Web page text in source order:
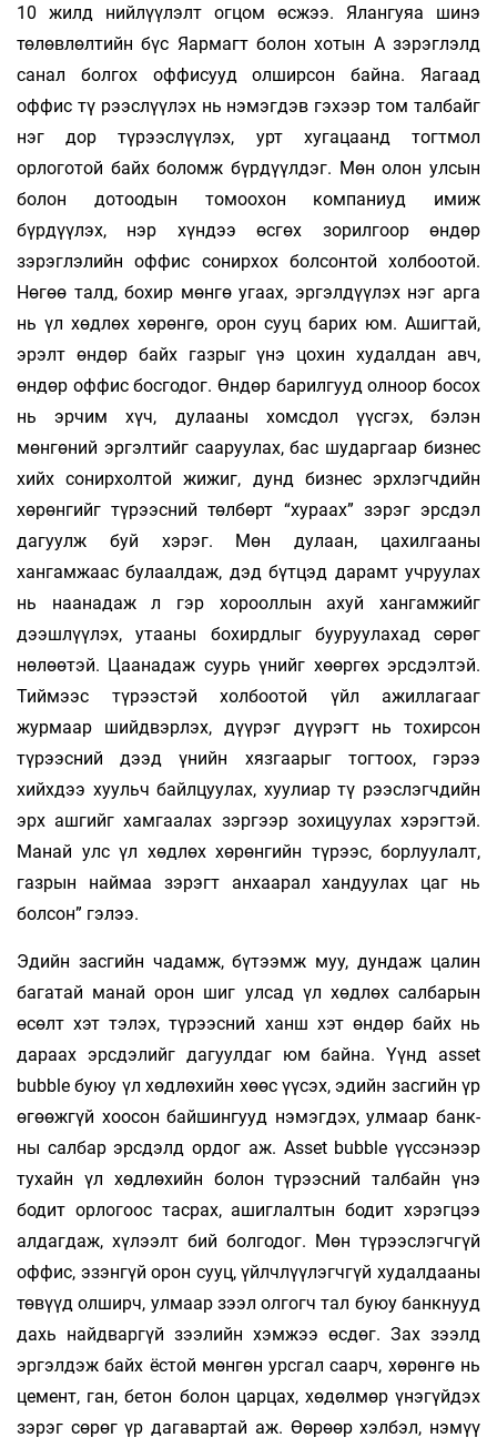
10 жилд нийлүүлэлт огцом өсжээ. Ялангуяа шинэ
төлөвлөлтийн бүс Яармагт болон хотын А зэрэглэлд
санал болгох оф­фисууд олширсон байна. Яагаад
оффис тү­ рээс­лүүлэх нь нэмэгдэв гэхээр том талбайг
нэг дор түрээслүүлэх, урт хугацаанд тогтмол
орлоготой байх боломж бүрдүүлдэг. Мөн олон улсын
болон дотоодын томоохон компаниуд имиж
бүрдүүлэх, нэр хүндээ өсгөх зорилгоор өндөр
зэрэглэлийн оффис сонирхох болсонтой холбоотой.
Нөгөө талд, бохир мөнгө угаах, эргэлдүүлэх нэг арга
нь үл хөдлөх хөрөнгө, орон сууц барих юм. Ашигтай,
эрэлт өндөр байх газрыг үнэ цохин худалдан авч,
өндөр оффис босгодог. Өндөр барилгууд олноор босох
нь эрчим хүч, дулааны хомсдол үүсгэх, бэлэн
мөнгөний эргэлтийг сааруулах, бас шударгаар бизнес
хийх сонирхолтой жижиг, дунд бизнес эрхлэгчдийн
хөрөнгийг түрээсний төлбөрт “хураах” зэрэг эрсдэл
дагуулж буй хэрэг. Мөн дулаан, цахилгааны
хангамжаас булаал­даж, дэд бүтцэд дарамт учруулах
нь наанадаж л гэр хорооллын ахуй хангамжийг
дээшлүүлэх, утааны бохирдлыг бууруулахад сөрөг
нөлөөтэй. Цаанадаж суурь үнийг хөөргөх эрсдэлтэй.
Тиймээс түрээстэй холбоотой үйл ажиллагааг
журмаар шийдвэрлэх, дүүрэг дүүрэгт нь тохир­сон
түрээсний дээд үнийн хязгаарыг тогтоох, гэрээ
хийхдээ хуульч байлцуулах, хуулиар тү­ рээс­лэгч­дийн
эрх ашгийг хамгаалах зэргээр зо­хи­цуулах хэрэгтэй.
Манай улс үл хөдлөх хөрөнгийн түрээс, борлуулалт,
газрын наймаа зэрэгт анхаарал хан­дуулах цаг нь
болсон” гэлээ.
Эдийн засгийн чадамж, бүтээмж муу, дундаж цалин
багатай манай орон шиг улсад үл хөдлөх салбарын
өсөлт хэт тэлэх, түрээсний ханш хэт өндөр байх нь
дараах эрсдэлийг дагуулдаг юм байна. Үүнд asset
bubble буюу үл хөдлөхийн хөөс үүсэх, эдийн засгийн үр
өгөөжгүй хоосон байшингууд нэмэгдэх, улмаар банк­
ны салбар эрсдэлд ордог аж. Аsset bubble үүс­сэнээр
тухайн үл хөдлөхийн болон тү­рээсний талбайн үнэ
бодит орлогоос тасрах, ашиглал­тын бодит хэрэгцээ
алдагдаж, хүлээлт бий болгодог. Мөн түрээслэгчгүй
оффис, эзэнгүй орон сууц, үйлчлүүлэгчгүй худалдааны
төвүүд олширч, улмаар зээл олгогч тал буюу банкнууд
дахь найдваргүй зээлийн хэмжээ өсдөг. Зах зээлд
эргэлдэж байх ёстой мөнгөн урс­гал саарч, хөрөнгө нь
цемент, ган, бетон болон царцах, хөдөлмөр үнэгүйдэх
зэрэг сөрөг үр дагавартай аж. Өөрөөр хэлбэл, нэмүү